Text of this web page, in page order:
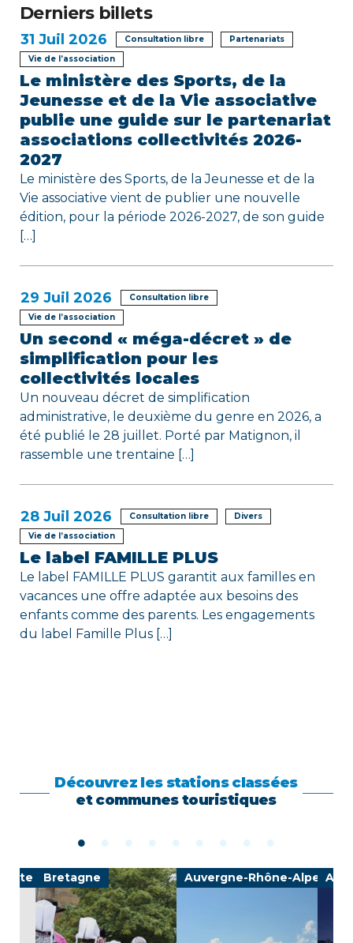
e
l
’
a
r
t
i
c
l
e
Derniers billets
31 Juil 2026 Consultation libre
Partenariats
Vie de l’association
Le ministère des Sports, de la
Jeunesse et de la Vie associative
publie une guide sur le partenariat
associations collectivités 2026-
2027
Le ministère des Sports, de la Jeunesse et de la
Vie associative vient de publier une nouvelle
édition, pour la période 2026-2027, de son guide
[…]
29 Juil 2026
Consultation libre
Vie de l’association
Un second « méga-décret » de
simplification pour les
collectivités locales
Un nouveau décret de simplification
administrative, le deuxième du genre en 2026, a
été publié le 28 juillet. Porté par Matignon, il
rassemble une trentaine […]
28 Juil 2026 Consultation libre
Divers
Vie de l’association
Le label FAMILLE PLUS
Le label FAMILLE PLUS garantit aux familles en
vacances une offre adaptée aux besoins des
enfants comme des parents. Les engagements
du label Famille Plus […]
Découvrez les stations classées
et communes touristiques
d'Azur
Bretagne Auvergne-Rhône-Alpes